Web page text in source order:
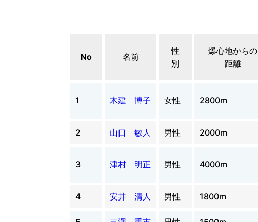
No 名前
性
別
爆心地からの
距離
1 木建 博子 女性 2800m
2 山口 敏人 男性 2000m
3 津村 明正 男性 4000m
4 安井 清人 男性 1800m